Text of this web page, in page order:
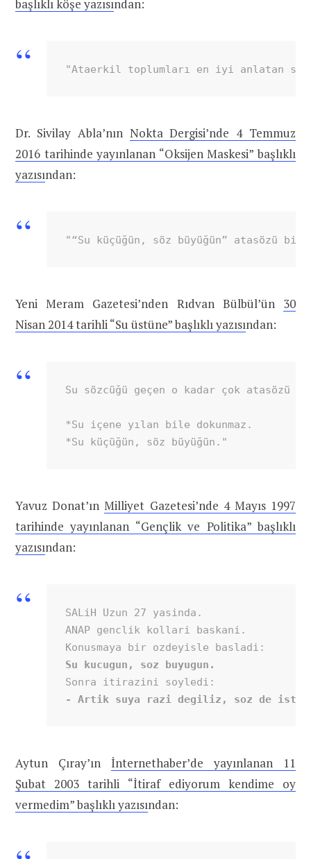
başlıklı köşe yazısından:
"Ataerkil toplumları en iyi anlatan
Dr. Sivilay Abla’nın Nokta Dergisi’nde 4 Temmuz
2016 tarihinde yayınlanan “Oksijen Maskesi” başlıklı
yazısından:
"“Su küçüğün, söz büyüğün” atasözü
Yeni Meram Gazetesi’nden Rıdvan Bülbül’ün 30
Nisan 2014 tarihli “Su üstüne” başlıklı yazısından:
Su sözcüğü geçen o kadar çok
*Su içene yılan bile dokunmaz.
*Su küçüğün, söz büyüğün."
Yavuz Donat’ınMilliyet Gazetesi’nde 4 Mayıs 1997
tarihinde yayınlanan “Gençlik ve Politika” başlıklı
yazısından:
SALiH Uzun 27 yasinda.
ANAP genclik kollari baskani.
- Artik suya razi degiliz, soz de
Aytun Çıray’ın İnternethaber’de yayınlanan 11
Şubat 2003 tarihli “İtiraf ediyorum kendime oy
vermedim” başlıklı yazısından: